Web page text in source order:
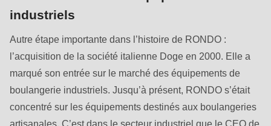
of
modules/custom/rondo_contact/src/ContactService.php
industriels
Autre étape importante dans l’histoire de RONDO :
l’acquisition de la société italienne Doge en 2000. Elle a
marqué son entrée sur le marché des équipements de
boulangerie industriels. Jusqu’à présent, RONDO s’était
concentré sur les équipements destinés aux boulangeries